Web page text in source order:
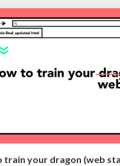
train your dragon (web